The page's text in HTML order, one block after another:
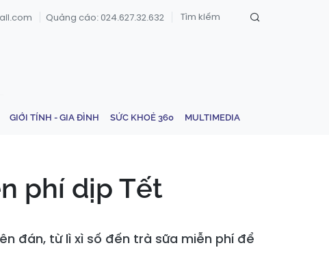
Quảng cáo: 024.627.32.632
GIỚI TÍNH - GIA ĐÌNH SỨC KHOẺ 360 MULTIMEDIA
phí dịp Tết
đán, từ lì xì số đến trà sữa miễn phí để